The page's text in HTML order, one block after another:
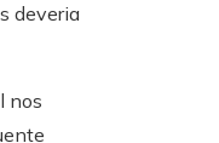
deveria
nos